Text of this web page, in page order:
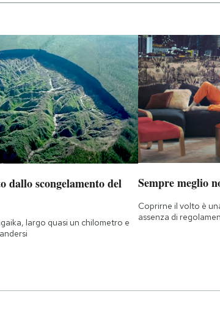
dallo scongelamento del
largo quasi un chilometro e
Sempre meglio
Coprirne il volto è
assenza di